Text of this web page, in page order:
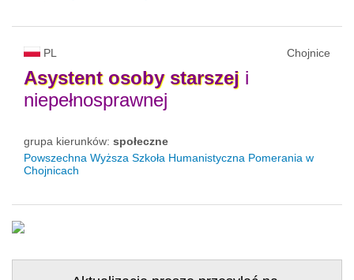
PL Chojnice
Asystent osoby starszej i
niepełnosprawnej
grupa kierunków: społeczne
Powszechna Wyższa Szkoła Humanistyczna Pomerania w
Chojnicach